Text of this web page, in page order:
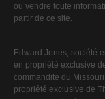
ou vendre toute
partir de ce site.
Edward Jones, société
en propriété exclusive
commandite du
propriété exclusive de